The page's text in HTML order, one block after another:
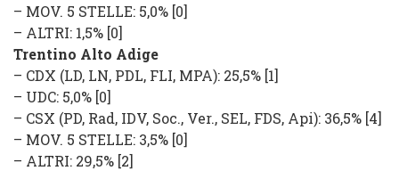
– MOV. 5 STELLE: 5,0% [0]
– ALTRI: 1,5% [0]
Trentino Alto Adige
– CDX (LD, LN, PDL, FLI, MPA): 25,5% [1]
– UDC: 5,0% [0]
– CSX (PD, Rad, IDV, Soc., Ver., SEL, FDS, Api): 36,5% [4]
– MOV. 5 STELLE: 3,5% [0]
– ALTRI: 29,5% [2]